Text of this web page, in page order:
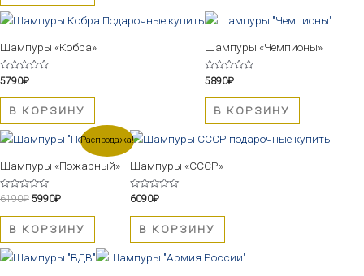
Шампуры «Кобра»
Оценка
0
из
5790₽
В КОРЗИНУ
Шампуры «Чемпионы»
Оценка
0
из
5890₽
В КОРЗИНУ
Распродажа!
Шампуры «Пожарный»
Оценка
из
6190₽
Первоначальная
цена
составляла
6190₽.
5990₽
Текущая
цена:
5990₽.
В КОРЗИНУ
Шампуры «СССР»
Оценка
из
6090₽
В КОРЗИНУ